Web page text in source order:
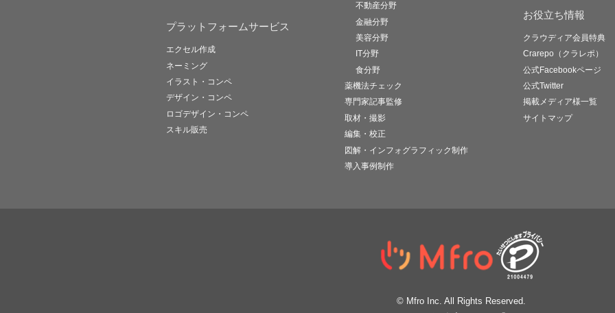
プラットフォームサービス
エクセル作成
ネーミング
イラスト・コンペ
デザイン・コンペ
ロゴデザイン・コンペ
スキル販売
不動産分野
金融分野
美容分野
IT分野
食分野
薬機法チェック
専門家記事監修
取材・撮影
編集・校正
図解・インフォグラフィック制作
導入事例制作
お役立ち情報
クラウディア会員特典
Crarepo（クラレポ）
公式Facebookページ
公式Twitter
掲載メディア様一覧
サイトマップ
© Mfro Inc. All Rights Reserved.